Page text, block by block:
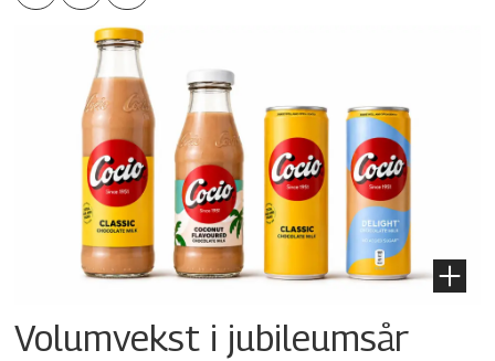
Volumvekst i jubileumsår